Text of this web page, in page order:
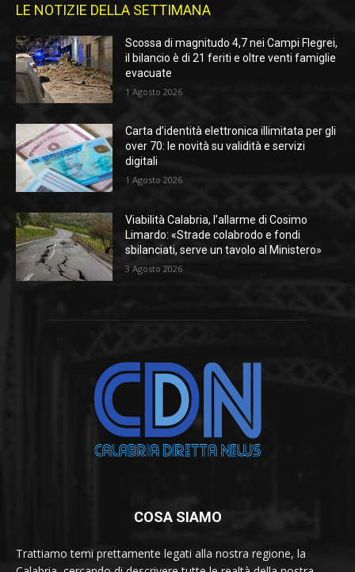
LE NOTIZIE DELLA SETTIMANA
Scossa di magnitudo 4,7 nei Campi Flegrei,
il bilancio è di 21 feriti e oltre venti famiglie
evacuate
1 Agosto 2026
Carta d’identità elettronica illimitata per gli
over 70: le novità su validità e servizi
digitali
1 Agosto 2026
Viabilità Calabria, l’allarme di Cosimo
Limardo: «Strade colabrodo e fondi
sbilanciati, serve un tavolo al Ministero»
3 Agosto 2026
COSA SIAMO
Trattiamo temi prettamente legati alla nostra regione, la